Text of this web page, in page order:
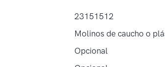
23151512
Molinos de caucho o
Opcional